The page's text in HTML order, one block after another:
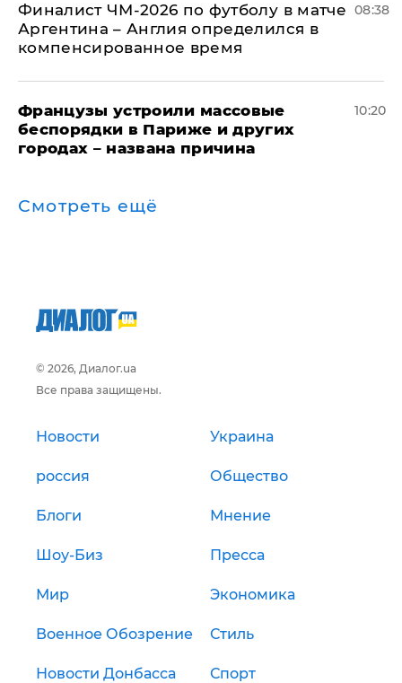
Финалист ЧМ-2026 по футболу в матче
Аргентина – Англия определился в
компенсированное время
08:38
Французы устроили массовые
беспорядки в Париже и других
городах – названа причина
10:20
Смотреть ещё
© 2026, Диалог.ua
Все права защищены.
Новости Украина
россия Общество
Блоги Мнение
Шоу-Биз Пресса
Мир Экономика
Военное Обозрение Стиль
Новости Донбасса Спорт